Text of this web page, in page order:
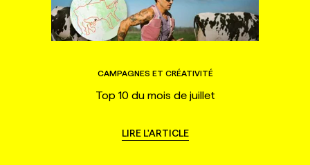
CAMPAGNES ET CRÉATIVITÉ
Top 10 du mois de juillet
LIRE L'ARTICLE